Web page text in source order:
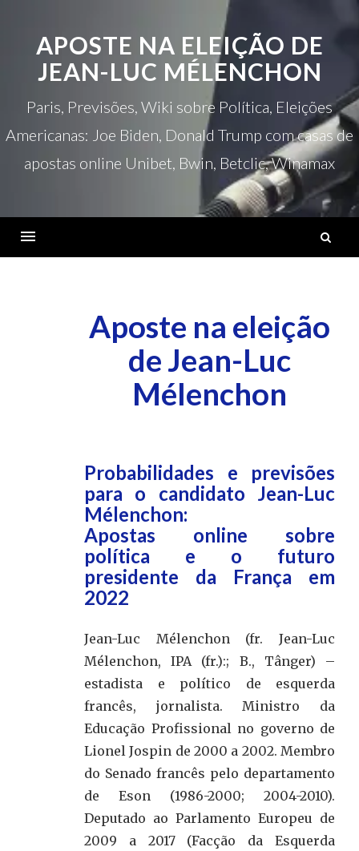
conteúdo
APOSTE NA ELEIÇÃO DE
JEAN-LUC MÉLENCHON
Paris, Previsões, Wiki sobre Política, Eleições
Americanas: Joe Biden, Donald Trump com casas de
apostas online Unibet, Bwin, Betclic, Winamax
Aposte na eleição
de Jean-Luc
Mélenchon
Probabilidades e previsões
para o candidato Jean-Luc
Mélenchon:
Apostas online sobre
política e o futuro
presidente da França em
2022
Jean-Luc Mélenchon (fr. Jean-Luc
Mélenchon, IPA (fr.):; B., Tânger) –
estadista e político de esquerda
francês, jornalista. Ministro da
Educação Profissional no governo de
Lionel Jospin de 2000 a 2002. Membro
do Senado francês pelo departamento
de Eson (1986-2000; 2004-2010).
Deputado ao Parlamento Europeu de
2009 a 2017 (Facção da Esquerda